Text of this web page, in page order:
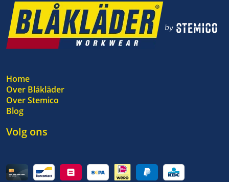
Home
Over Blåkläder
Over Stemico
Blog
Volg ons